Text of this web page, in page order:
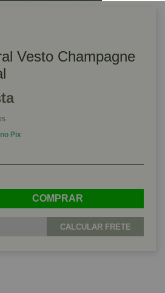
Vesto Champagne
Pix
COMPRAR
CALCULAR FRETE